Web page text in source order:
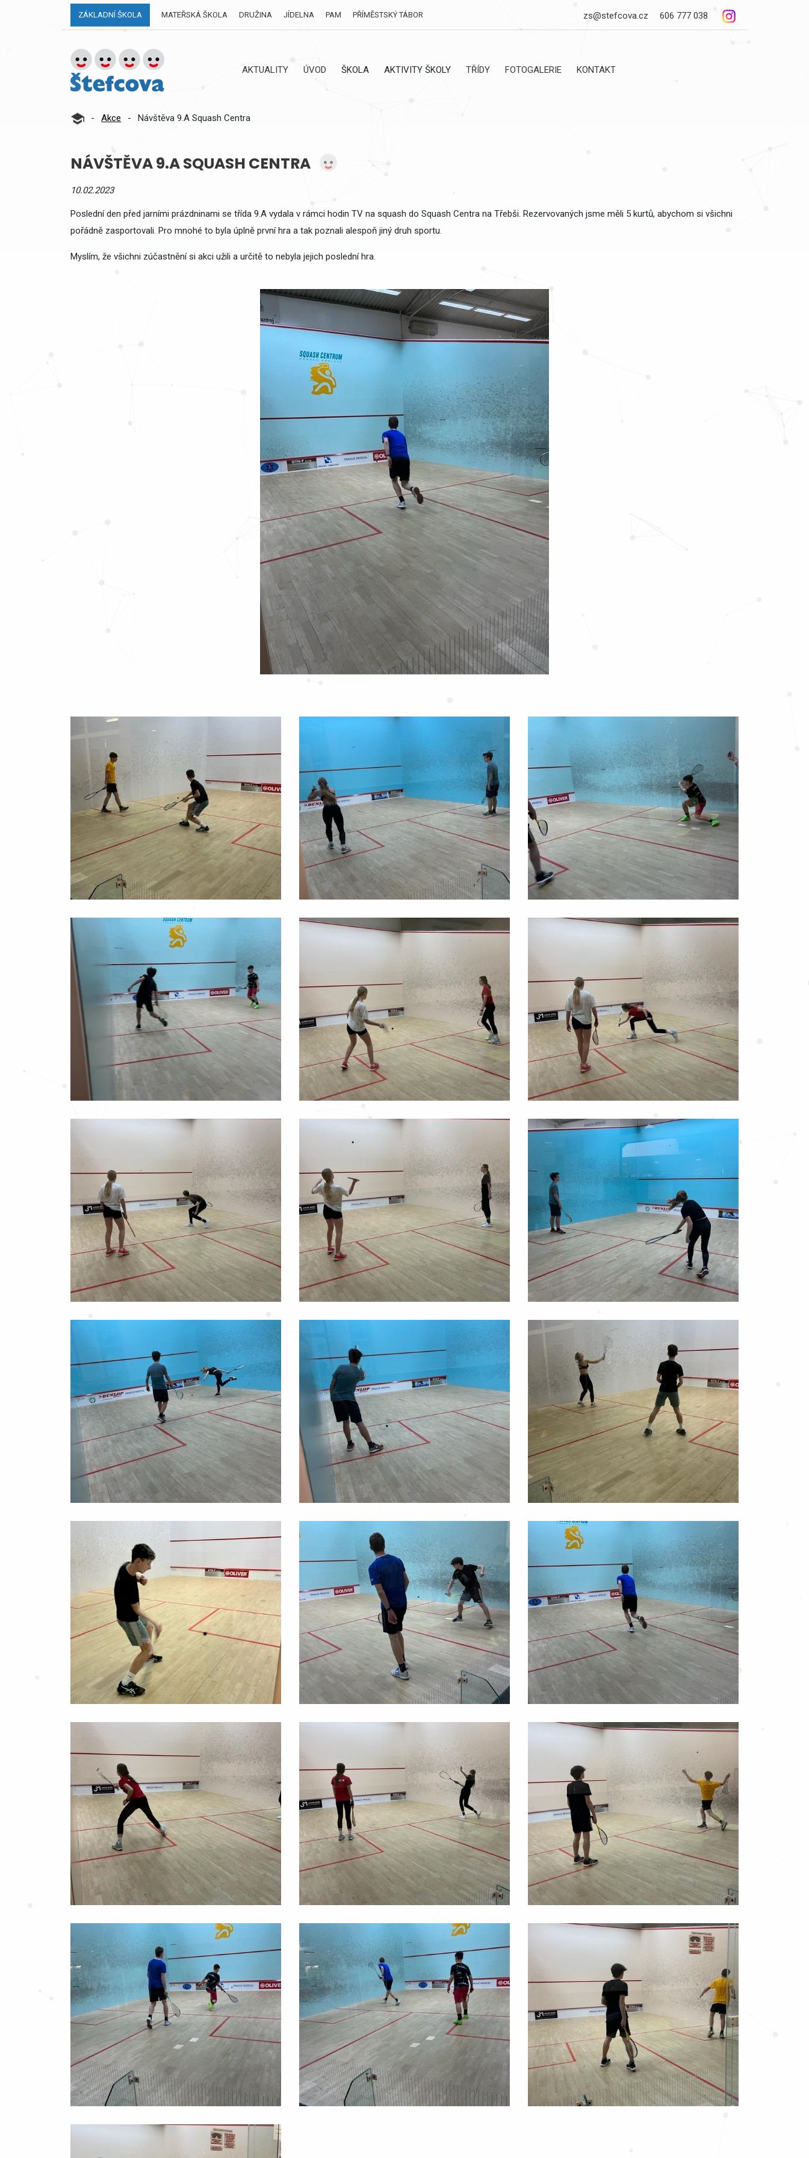
ZÁKLADNÍ ŠKOLA MATEŘSKÁ ŠKOLA DRUŽINA JÍDELNA PAM PŘÍMĚSTSKÝ TÁBOR zs@stefcova.cz 606 777 038
AKTUALITY ÚVOD ŠKOLA AKTIVITY ŠKOLY TŘÍDY FOTOGALERIE KONTAKT
- Akce - Návštěva 9.A Squash Centra
NÁVŠTĚVA 9.A SQUASH CENTRA
10.02.2023
Poslední den před jarními prázdninami se třída 9.A vydala v rámci hodin TV na squash do Squash Centra na Třebši. Rezervovaných jsme měli 5 kurtů, abychom si všichni
pořádně zasportovali. Pro mnohé to byla úplně první hra a tak poznali alespoň jiný druh sportu.
Myslím, že všichni zúčastnění si akci užili a určitě to nebyla jejich poslední hra.